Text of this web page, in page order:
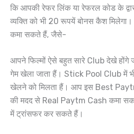
कि आपकी रेफर लिंक या रेफरल कोड के
व्यक्ति को भी 20 रूपयें बोनस कैश
कमा सकते हैं, जैसे-
आपने फिल्मों ऐसे बहुत सारे Club देखे होंगे
गेम खेला जाता हैं। Stick Pool Club में भी
खेलने को मिलता हैं। आप इस Best
की मदद से Real Paytm Cash कमा
में ट्रांसफर कर सकते हैं।